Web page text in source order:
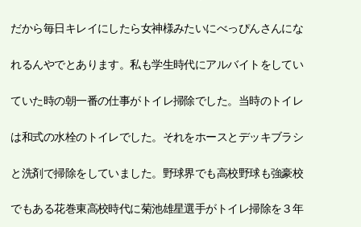
だから毎日キレイにしたら女神様みたいにべっぴんさんにな
れるんやでとあります。私も学生時代にアルバイトをしてい
ていた時の朝一番の仕事がトイレ掃除でした。当時のトイレ
は和式の水栓のトイレでした。それをホースとデッキブラシ
と洗剤で掃除をしていました。野球界でも高校野球も強豪校
でもある花巻東高校時代に菊池雄星選手がトイレ掃除を３年